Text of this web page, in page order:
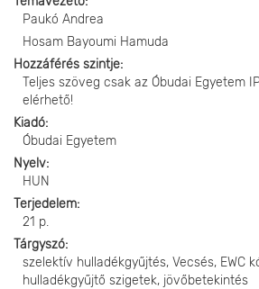
Paukó Andrea
Hosam Bayoumi Hamuda
Hozzáférés szintje
Teljes szöveg csak az Óbudai Egyetem
elérhető!
Kiadó
Óbudai Egyetem
Nyelv
HUN
Terjedelem
21 p.
Tárgyszó
szelektív hulladékgyűjtés, Vecsés, EWC
hulladékgyűjtő szigetek, jövőbetekintés